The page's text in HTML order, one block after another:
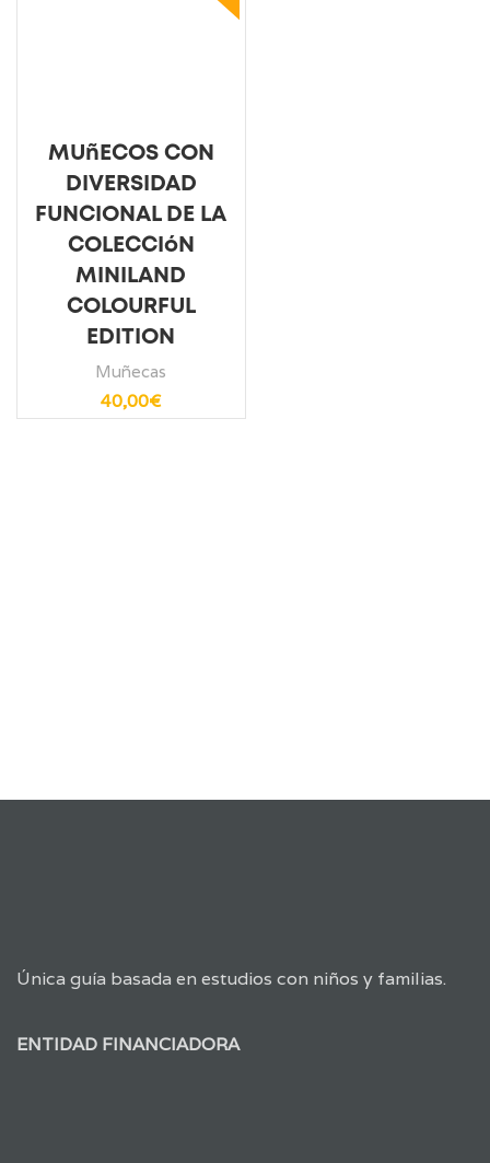
MUñECOS CON
DIVERSIDAD
FUNCIONAL DE LA
COLECCIóN
MINILAND
COLOURFUL
EDITION
Muñecas
40,00€
Única guía basada en estudios con niños y familias.
ENTIDAD FINANCIADORA